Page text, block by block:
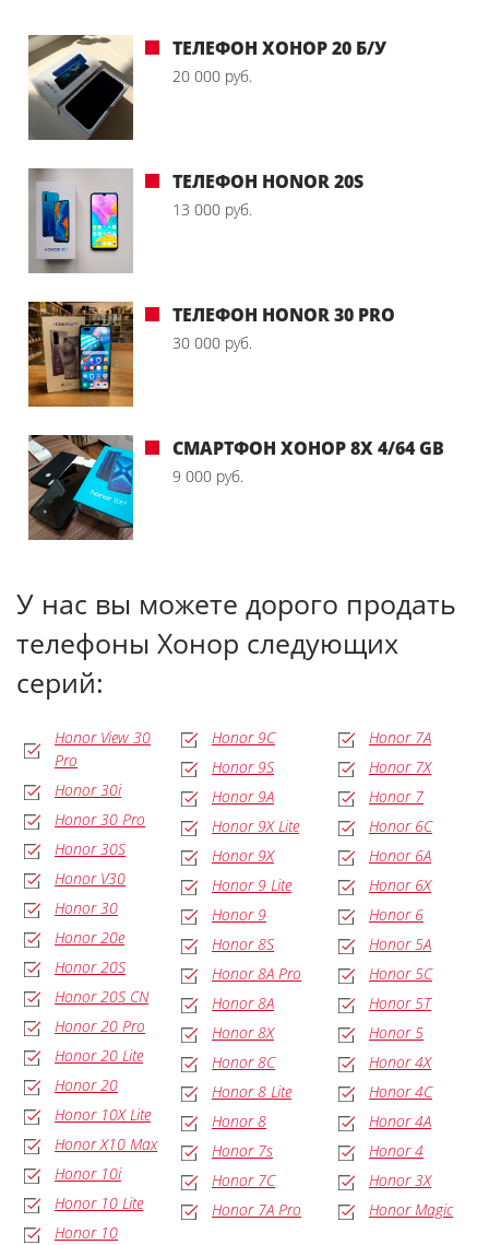
ТЕЛЕФОН ХОНОР 20 Б/У
20 000 руб.
ТЕЛЕФОН HONOR 20S
13 000 руб.
ТЕЛЕФОН HONOR 30 PRO
30 000 руб.
СМАРТФОН ХОНОР 8X 4/64 GB
9 000 руб.
У нас вы можете дорого продать
телефоны Хонор следующих
серий:
Honor View 30
Pro
Honor 30i
Honor 30 Pro
Honor 30S
Honor V30
Honor 30
Honor 20e
Honor 20S
Honor 20S CN
Honor 20 Pro
Honor 20 Lite
Honor 20
Honor 10X Lite
Honor X10 Max
Honor 10i
Honor 10 Lite
Honor 10
Honor 9C
Honor 9S
Honor 9A
Honor 9X Lite
Honor 9X
Honor 9 Lite
Honor 9
Honor 8S
Honor 8A Pro
Honor 8A
Honor 8X
Honor 8C
Honor 8 Lite
Honor 8
Honor 7s
Honor 7C
Honor 7A Pro
Honor 7A
Honor 7X
Honor 7
Honor 6C
Honor 6A
Honor 6X
Honor 6
Honor 5A
Honor 5C
Honor 5T
Honor 5
Honor 4X
Honor 4C
Honor 4A
Honor 4
Honor 3X
Honor Magic